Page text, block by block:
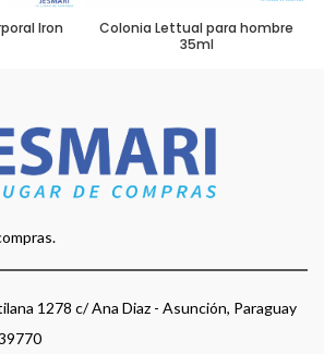
Iron
Colonia Lettual para hombre
35ml
1278 c/ Ana Diaz - Asunción, Paraguay